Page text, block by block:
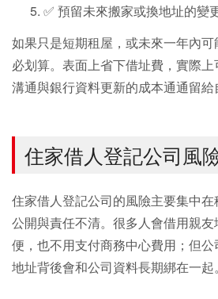
✅ 預留未來搬家或換地址的變
如果只是短期租屋，或未來一年內
必划算。表面上省下借址費，實際
溝通與銀行資料更新的成本通通留給
住家借人登記公司風
住家借人登記公司的風險主要集中
公開與責任不清。很多人會借用親
便，也不用支付商務中心費用；但公
地址背後會和公司資料長期綁在一起。